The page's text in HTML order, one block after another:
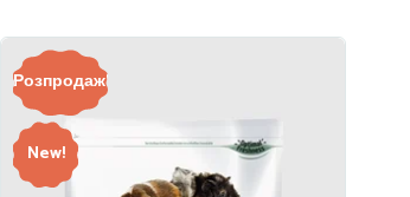
New!
Розпродаж!